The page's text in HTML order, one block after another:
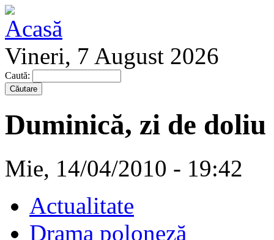
Vineri, 7 August 2026
Caută:
Duminică, zi de
Mie, 14/04/2010 - 19:42
Actualitate
Drama poloneză